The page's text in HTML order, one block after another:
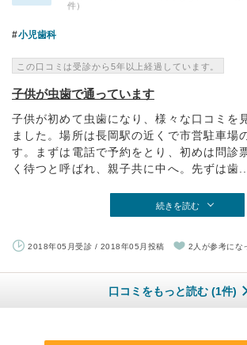
件）
小児歯科
この口コミは受診から5年以上経過しています。
子供が虫歯で通っています
子供が初めて虫歯になり、様々な口コミを
ました。場所は長岡駅の近くで市営駐車場
す。まずは電話で予約をとり、初めは問診
く待つと呼ばれ、親子共に中へ。先ずは歯...
続きを読む
2018年05月受診 / 2018年05月投稿 2人が参考にな
口コミをもっと読む (1件)